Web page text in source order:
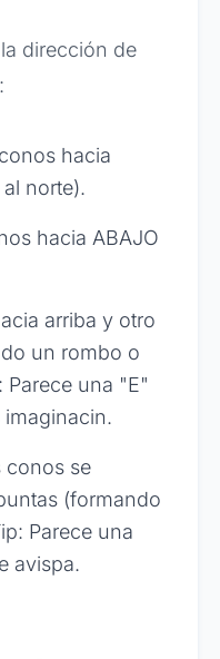
dirección de
hacia
norte).
hacia ABAJO
arriba y otro
un rombo o
Parece una "E"
conos se
(formando
Parece una
avispa.